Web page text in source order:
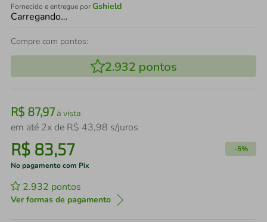
Fornecido e entregue porGshield
Carregando…
Compre com pontos:
2.932 pontos
R$ 87,97à vista
em até 2x de R$ 43,98 s/juros
R$ 83,57 -5%
No pagamento com Pix
2.932 pontos
Ver formas de pagamento